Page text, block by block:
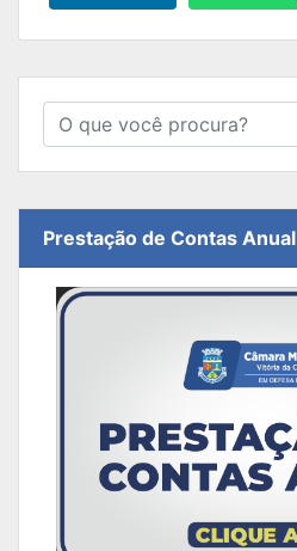
Prestação de Contas Anual